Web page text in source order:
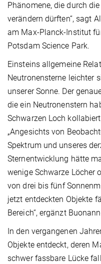
Phänomene, die durch
verändern dürften“, sagt
am Max-Planck-Institut
Potsdam Science Park.
Einsteins allgemeine
Neutronensterne leichter
unserer Sonne. Der
die ein Neutronenstern
Schwarzen Loch
„Angesichts von
Spektrum und unseres
Sternentwicklung hätte
wenige Schwarze Löcher
von drei bis fünf
jetzt entdeckten Objekte
Bereich“, ergänzt
In den vergangenen
Objekte entdeckt, deren
schwer fassbare Lücke